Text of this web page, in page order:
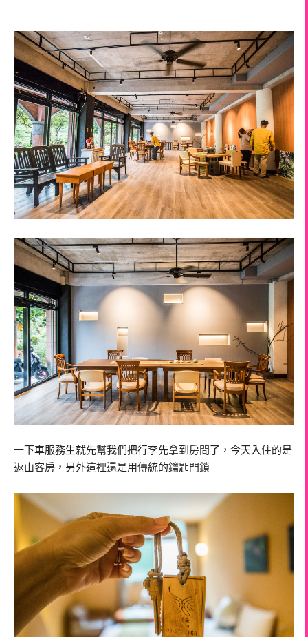
一下車服務生就先幫我們把行李先拿到房間了，今天入住的是
返山客房，另外這裡還是用傳統的鑰匙門鎖